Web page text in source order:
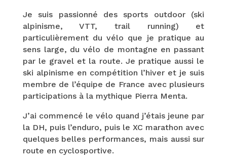
Je suis passionné des sports outdoor (ski
alpinisme, VTT, trail running) et
particulièrement du vélo que je pratique au
sens large, du vélo de montagne en passant
par le gravel et la route. Je pratique aussi le
ski alpinisme en compétition l’hiver et je suis
membre de l’équipe de France avec plusieurs
participations à la mythique Pierra Menta.
J’ai commencé le vélo quand j’étais jeune par
la DH, puis l’enduro, puis le XC marathon avec
quelques belles performances, mais aussi sur
route en cyclosportive.